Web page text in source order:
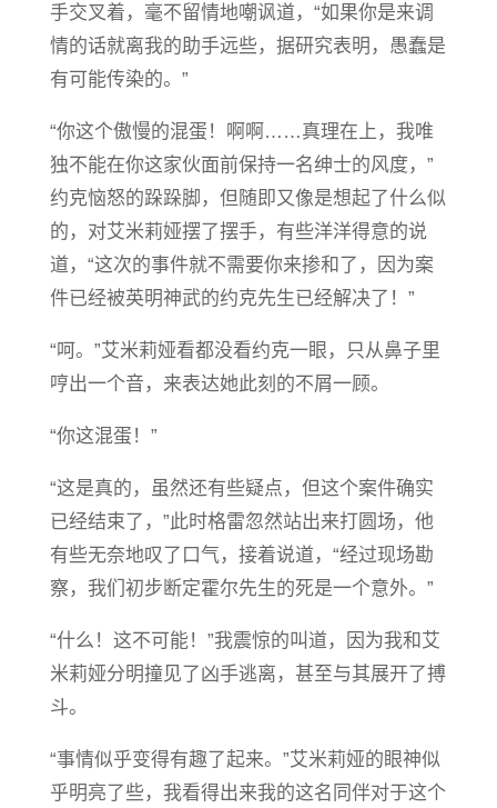
手交叉着，毫不留情地嘲讽道，“如果你是来调
情的话就离我的助手远些，据研究表明，愚蠢是
有可能传染的。”
“你这个傲慢的混蛋！啊啊……真理在上，我唯
独不能在你这家伙面前保持一名绅士的风度，”
约克恼怒的跺跺脚，但随即又像是想起了什么似
的，对艾米莉娅摆了摆手，有些洋洋得意的说
道，“这次的事件就不需要你来掺和了，因为案
件已经被英明神武的约克先生已经解决了！”
“呵。”艾米莉娅看都没看约克一眼，只从鼻子里
哼出一个音，来表达她此刻的不屑一顾。
“你这混蛋！”
“这是真的，虽然还有些疑点，但这个案件确实
已经结束了，”此时格雷忽然站出来打圆场，他
有些无奈地叹了口气，接着说道，“经过现场勘
察，我们初步断定霍尔先生的死是一个意外。”
“什么！这不可能！”我震惊的叫道，因为我和艾
米莉娅分明撞见了凶手逃离，甚至与其展开了搏
斗。
“事情似乎变得有趣了起来。”艾米莉娅的眼神似
乎明亮了些，我看得出来我的这名同伴对于这个